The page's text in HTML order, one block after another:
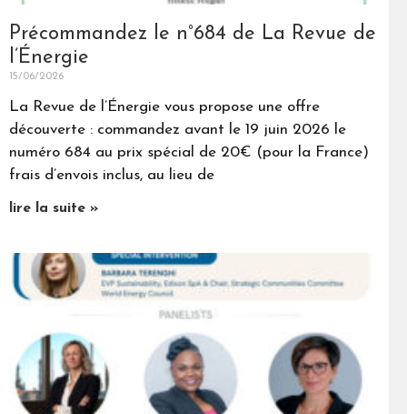
Précommandez le n°684 de La Revue de
l’Énergie
15/06/2026
La Revue de l’Énergie vous propose une offre
découverte : commandez avant le 19 juin 2026 le
numéro 684 au prix spécial de 20€ (pour la France)
frais d’envois inclus, au lieu de
lire la suite »